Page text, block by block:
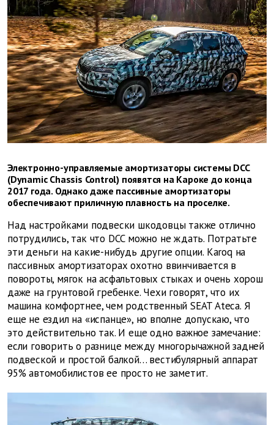
Электронно-управляемые амортизаторы системы DCC
(Dynamic Chassis Control) появятся на Кароке до конца
2017 года. Однако даже пассивные амортизаторы
обеспечивают приличную плавность на проселке.
Над настройками подвески шкодовцы также отлично
потрудились, так что DCC можно не ждать. Потратьте
эти деньги на какие-нибудь другие опции. Karoq на
пассивных амортизаторах охотно ввинчивается в
повороты, мягок на асфальтовых стыках и очень хорош
даже на грунтовой гребенке. Чехи говорят, что их
машина комфортнее, чем родственный SEAT Ateca. Я
еще не ездил на «испанце», но вполне допускаю, что
это действительно так. И еще одно важное замечание:
если говорить о разнице между многорычажной задней
подвеской и простой балкой… вестибулярный аппарат
95% автомобилистов ее просто не заметит.